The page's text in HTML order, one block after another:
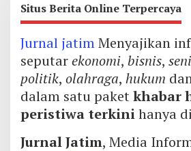
Situs Berita Online Terpercaya
Jurnal jatimMenyajikan
seputarekonomi, bisnis, seni
politik, olahraga, hukum
dalam satu paketkhabar
peristiwa terkinihanya di
Jurnal Jatim, Media